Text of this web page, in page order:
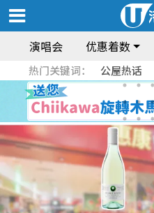
演唱会 优惠着数
热门关键词： 公屋热话